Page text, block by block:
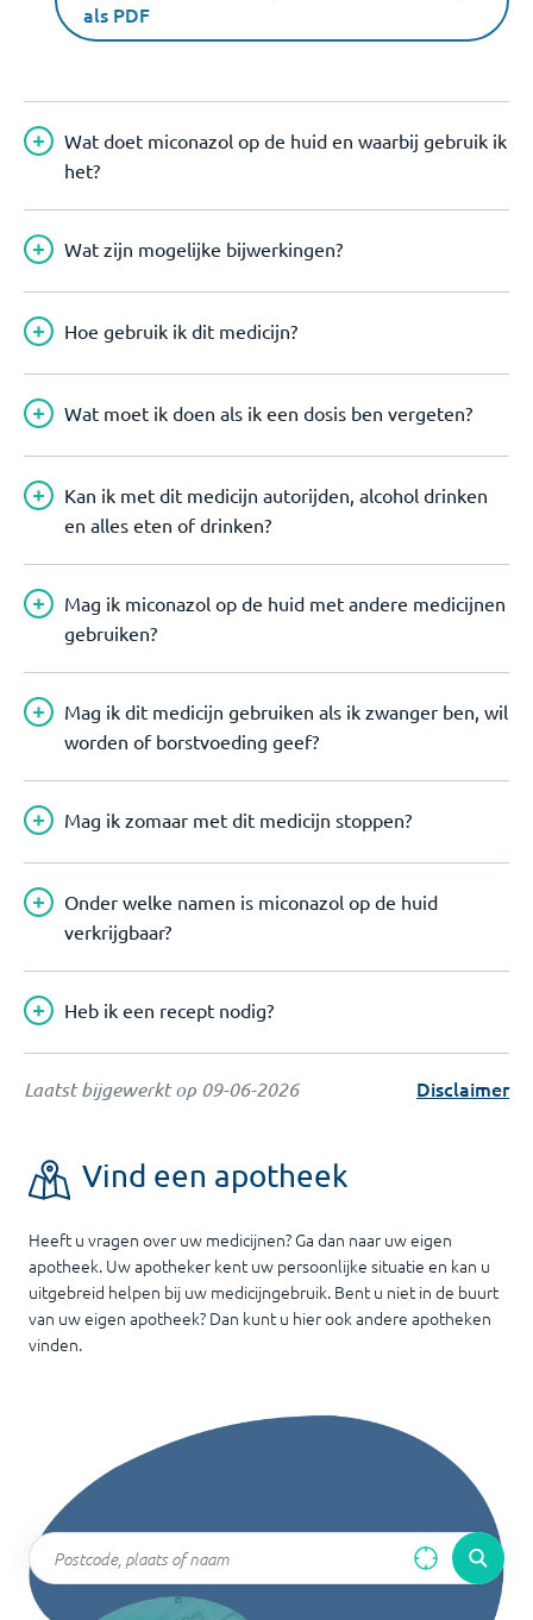
als PDF
Wat doet miconazol op de huid en waarbij gebruik ik
het?
Wat zijn mogelijke bijwerkingen?
Hoe gebruik ik dit medicijn?
Wat moet ik doen als ik een dosis ben vergeten?
Kan ik met dit medicijn autorijden, alcohol drinken
en alles eten of drinken?
Mag ik miconazol op de huid met andere medicijnen
gebruiken?
Mag ik dit medicijn gebruiken als ik zwanger ben, wil
worden of borstvoeding geef?
Mag ik zomaar met dit medicijn stoppen?
Onder welke namen is miconazol op de huid
verkrijgbaar?
Heb ik een recept nodig?
Laatst bijgewerkt op 09-06-2026 Disclaimer
Vind een apotheek
Heeft u vragen over uw medicijnen? Ga dan naar uw eigen
apotheek. Uw apotheker kent uw persoonlijke situatie en kan u
uitgebreid helpen bij uw medicijngebruik. Bent u niet in de buurt
van uw eigen apotheek? Dan kunt u hier ook andere apotheken
vinden.